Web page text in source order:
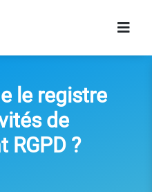
le registre
de
RGPD ?